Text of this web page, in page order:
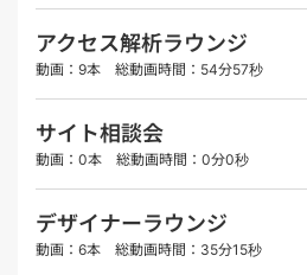
アクセス解析ラウンジ
動画：9本 総動画時間：54分57秒
サイト相談会
動画：0本 総動画時間：0分0秒
デザイナーラウンジ
動画：6本 総動画時間：35分15秒